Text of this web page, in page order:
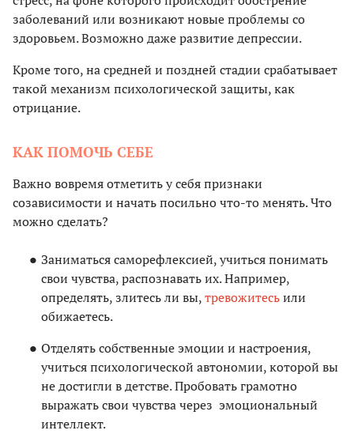
заболеваний или возникают новые проблемы со
здоровьем. Возможно даже развитие депрессии.
Кроме того, на средней и поздней стадии срабатывает
такой механизм психологической защиты, как
отрицание.
КАК ПОМОЧЬ СЕБЕ
Важно вовремя отметить у себя признаки
созависимости и начать посильно что-то менять. Что
можно сделать?
Заниматься саморефлексией, учиться понимать
свои чувства, распознавать их. Например,
определять, злитесь ли вы,тревожитесьили
обижаетесь.
Отделять собственные эмоции и настроения,
учиться психологической автономии, которой вы
не достигли в детстве. Пробовать грамотно
выражать свои чувства через эмоциональный
интеллект.